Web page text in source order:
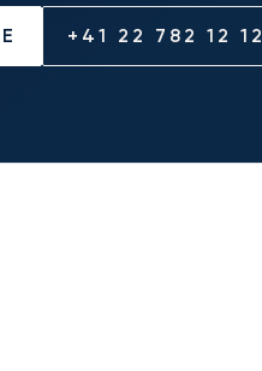
+41 22 782 12 12